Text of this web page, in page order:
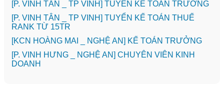
[P. VINH TÂN _ TP VINH] TUYỂN KẾ TOÁN TRƯỞNG
[P. VINH TÂN _ TP VINH] TUYỂN KẾ TOÁN THUẾ
RANK TỪ 15TR
️[KCN HOÀNG MAI _ NGHỆ AN] KẾ TOÁN TRƯỞNG
️[P. VINH HƯNG _ NGHỆ AN] CHUYÊN VIÊN KINH
DOANH